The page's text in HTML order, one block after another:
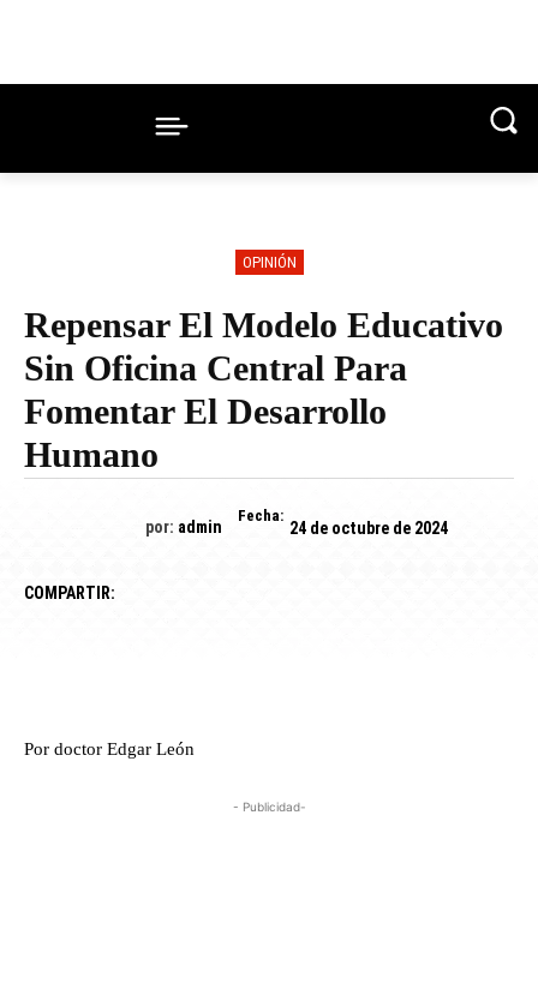
OPINIÓN
Repensar El Modelo Educativo
Sin Oficina Central Para
Fomentar El Desarrollo
Humano
por: admin
Fecha:
24 de octubre de 2024
COMPARTIR:
Por doctor Edgar León
- Publicidad-